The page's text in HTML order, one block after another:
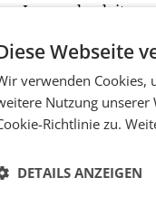
Lernen begleiten
finden
Webseite
verwenden Cookies,
Nutzung unserer
Richtlinie zu.
DETAILS ANZEIGEN